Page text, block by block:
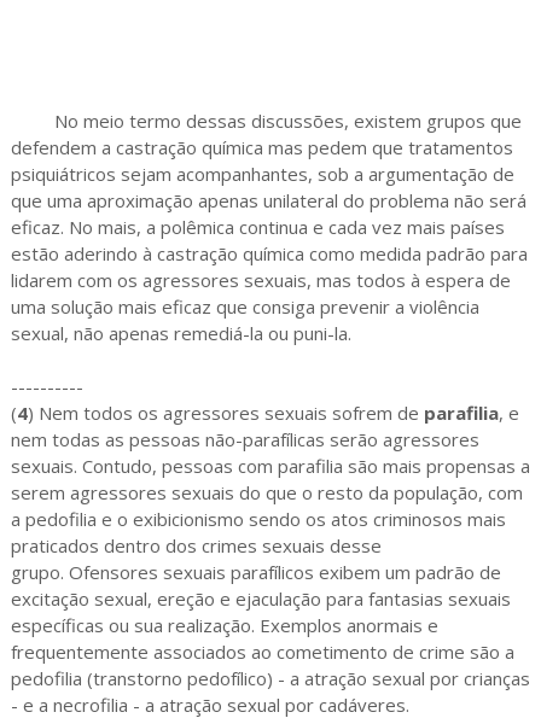
No meio termo dessas discussões, existem grupos que
defendem a castração química mas pedem que tratamentos
psiquiátricos sejam acompanhantes, sob a argumentação de
que uma aproximação apenas unilateral do problema não será
eficaz. No mais, a polêmica continua e cada vez mais países
estão aderindo à castração química como medida padrão para
lidarem com os agressores sexuais, mas todos à espera de
uma solução mais eficaz que consiga prevenir a violência
sexual, não apenas remediá-la ou puni-la.
----------
(4) Nem todos os agressores sexuais sofrem de parafilia, e
nem todas as pessoas não-parafílicas serão agressores
sexuais. Contudo, pessoas com parafilia são mais propensas a
serem agressores sexuais do que o resto da população, com
a pedofilia e o exibicionismo sendo os atos criminosos mais
praticados dentro dos crimes sexuais desse
grupo. Ofensores sexuais parafílicos exibem um padrão de
excitação sexual, ereção e ejaculação para fantasias sexuais
específicas ou sua realização. Exemplos anormais e
frequentemente associados ao cometimento de crime são a
pedofilia (transtorno pedofílico) - a atração sexual por crianças
- e a necrofilia - a atração sexual por cadáveres.